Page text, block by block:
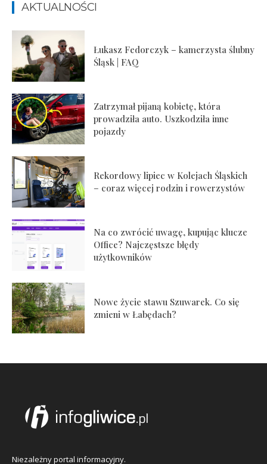
AKTUALNOŚCI
Łukasz Fedorczyk – kamerzysta ślubny
Śląsk | FAQ
Zatrzymał pijaną kobietę, która
prowadziła auto. Uszkodziła inne
pojazdy
Rekordowy lipiec w Kolejach Śląskich
– coraz więcej rodzin i rowerzystów
Na co zwrócić uwagę, kupując klucze
Office? Najczęstsze błędy
użytkowników
Nowe życie stawu Szuwarek. Co się
zmieni w Łabędach?
Niezależny portal informacyjny.